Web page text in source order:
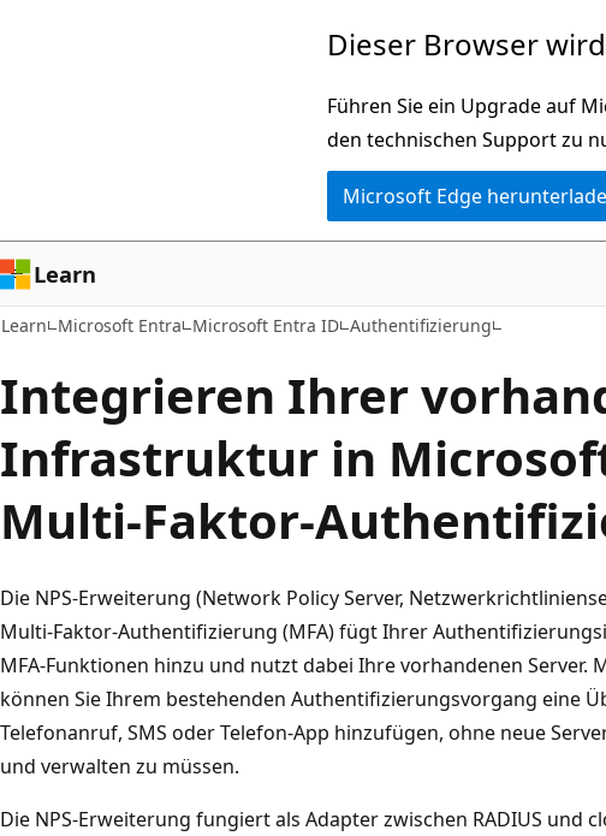
Dieser Browser
Führen Sie ein Upgrade auf
den technischen Support zu
Microsoft Edge
Learn
Learn Microsoft Entra Microsoft Entra ID Authentifizierung
Integrieren Ihrer
Infrastruktur in
Multi-Faktor-
Die NPS-Erweiterung (Network Policy Server,
Multi-Faktor-Authentifizierung (MFA) fügt Ihrer
MFA-Funktionen hinzu und nutzt dabei Ihre vorhandenen Server.
können Sie Ihrem bestehenden Authentifizierungsvorgang eine
Telefonanruf, SMS oder Telefon-App hinzufügen, ohne neue
und verwalten zu müssen.
Die NPS-Erweiterung fungiert als Adapter zwischen RADIUS und